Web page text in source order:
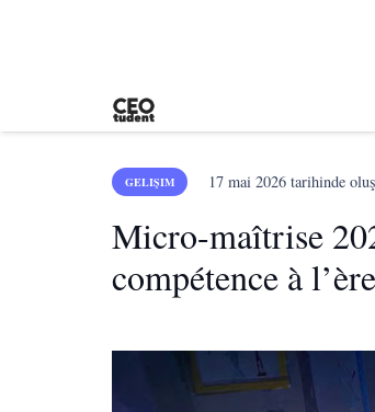
GELIŞIM 17 mai 2026 tarihinde
Micro-maîtrise
compétence à